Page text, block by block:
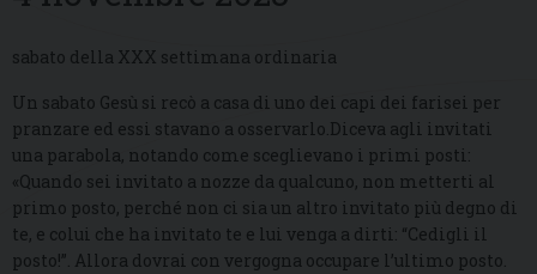
sabato della XXX settimana ordinaria
Un sabato Gesù si recò a casa di uno dei capi dei farisei per
pranzare ed essi stavano a osservarlo.Diceva agli invitati
una parabola, notando come sceglievano i primi posti:
«Quando sei invitato a nozze da qualcuno, non metterti al
primo posto, perché non ci sia un altro invitato più degno di
te, e colui che ha invitato te e lui venga a dirti: “Cedigli il
posto!”. Allora dovrai con vergogna occupare l’ultimo posto.